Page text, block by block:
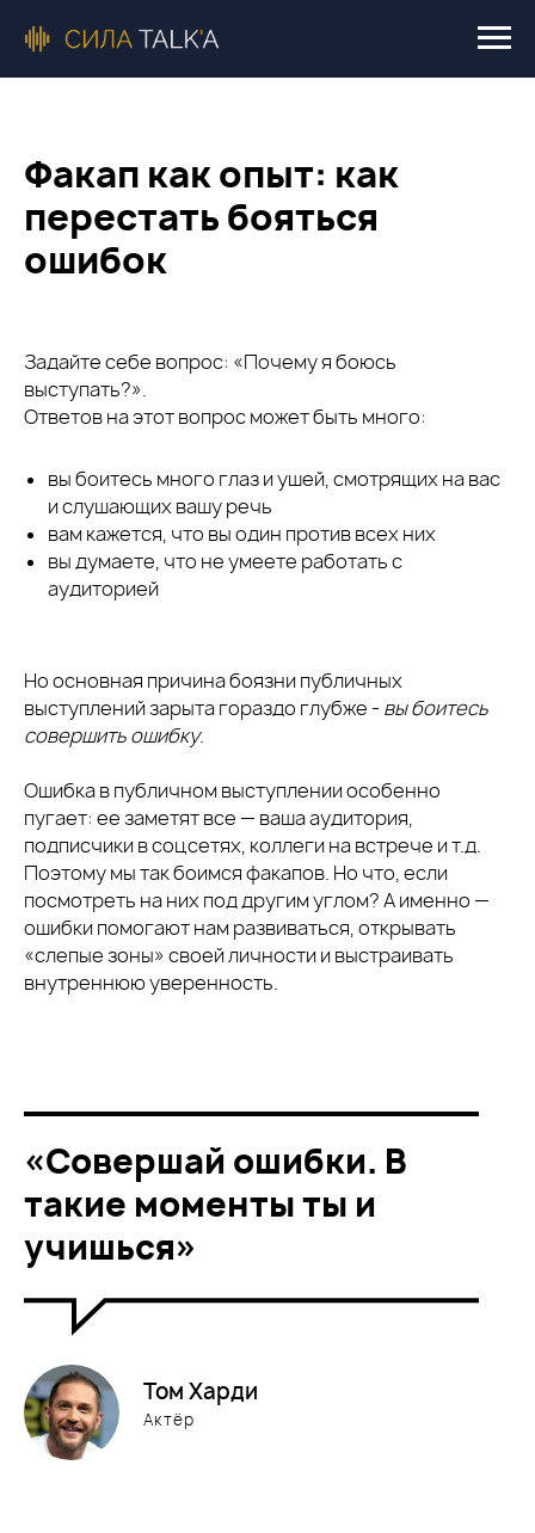
Факап как опыт: как
перестать бояться
ошибок
Задайте себе вопрос: «Почему я боюсь
выступать?».
Ответов на этот вопрос может быть много:
вы боитесь много глаз и ушей, смотрящих на вас
и слушающих вашу речь
вам кажется, что вы один против всех них
вы думаете, что не умеете работать с
аудиторией
Но основная причина боязни публичных
выступлений зарыта гораздо глубже - вы боитесь
совершить ошибку.
Ошибка в публичном выступлении особенно
пугает: ее заметят все — ваша аудитория,
подписчики в соцсетях, коллеги на встрече и т.д.
Поэтому мы так боимся факапов. Но что, если
посмотреть на них под другим углом? А именно —
ошибки помогают нам развиваться, открывать
«слепые зоны» своей личности и выстраивать
внутреннюю уверенность.
«Совершай ошибки. В
такие моменты ты и
учишься»
Том Харди
Актёр